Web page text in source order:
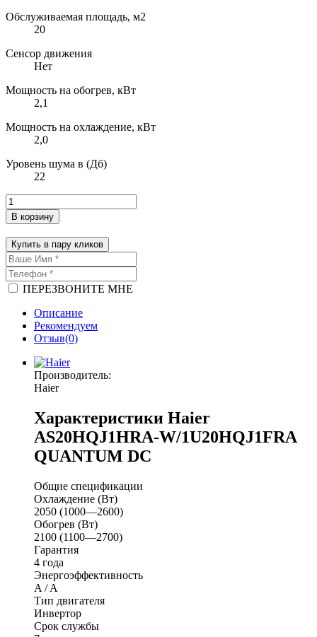
Обслуживаемая площадь, м2
20
Сенсор движения
Нет
Мощность на обогрев, кВт
2,1
Мощность на охлаждение, кВт
2,0
Уровень шума в (Дб)
22
В корзину
Купить в пару кликов
ПЕРЕЗВОНИТЕ МНЕ
Описание
Рекомендуем
Отзыв(0)
Производитель:
Haier
Характеристики Haier
AS20HQJ1HRA-W/1U20HQJ1FRA
QUANTUM DC
Общие спецификации
Охлаждение (Вт)
2050 (1000—2600)
Обогрев (Вт)
2100 (1100—2700)
Гарантия
4 года
Энергоэффективность
A / A
Тип двигателя
Инвертор
Срок службы